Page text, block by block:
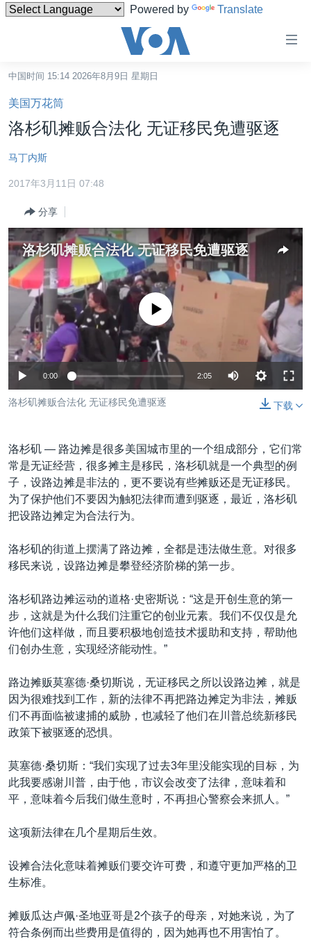
Powered by Translate
碍
链
接
跳
转
内
转
到
导
航
到
检
中国
台湾
港澳
国际
最新国际新闻
印太
中东
欧洲
非洲
美洲
全球议题
分类新闻
经济·金融·贸易
人权·法律·宗教
科教·文娱·体健
军事
劳工
环境
美中关系
热点专题
白宫要闻
国会报道
美中关系
美国建国250周年
美国之音专访
重要讲话与声明
台海两岸关系
南中国海争端
关注新疆
GEN Z 看美国
VOA视频
VOA今日焦点
中文广播
关注我们
其他语言网站
中国时间 15:14 2026年8月9日 星期日
美国万花筒
洛杉矶摊贩合法化 无证移民免遭驱逐
马丁内斯
2017年3月11日 07:48
分享
洛杉矶摊贩合法化 无证移民免遭驱逐
没有媒体可用资源
0:00 2:05
下载
洛杉矶摊贩合法化 无证移民免遭驱逐
洛杉矶 — 路边摊是很多美国城市里的一个组成部分，它们常
常是无证经营，很多摊主是移民，洛杉矶就是一个典型的例
子，设路边摊是非法的，更不要说有些摊贩还是无证移民。
为了保护他们不要因为触犯法律而遭到驱逐，最近，洛杉矶
把设路边摊定为合法行为。
洛杉矶的街道上摆满了路边摊，全都是违法做生意。对很多
移民来说，设路边摊是攀登经济阶梯的第一步。
洛杉矶路边摊运动的道格·史密斯说：“这是开创生意的第一
步，这就是为什么我们注重它的创业元素。我们不仅仅是允
许他们这样做，而且要积极地创造技术援助和支持，帮助他
们创办生意，实现经济能动性。”
路边摊贩莫塞德·桑切斯说，无证移民之所以设路边摊，就是
因为很难找到工作，新的法律不再把路边摊定为非法，摊贩
们不再面临被逮捕的威胁，也减轻了他们在川普总统新移民
政策下被驱逐的恐惧。
莫塞德·桑切斯：“我们实现了过去3年里没能实现的目标，为
此我要感谢川普，由于他，市议会改变了法律，意味着和
平，意味着今后我们做生意时，不再担心警察会来抓人。”
这项新法律在几个星期后生效。
设摊合法化意味着摊贩们要交许可费，和遵守更加严格的卫
生标准。
摊贩瓜达卢佩·圣地亚哥是2个孩子的母亲，对她来说，为了
符合条例而出些费用是值得的，因为她再也不用害怕了。